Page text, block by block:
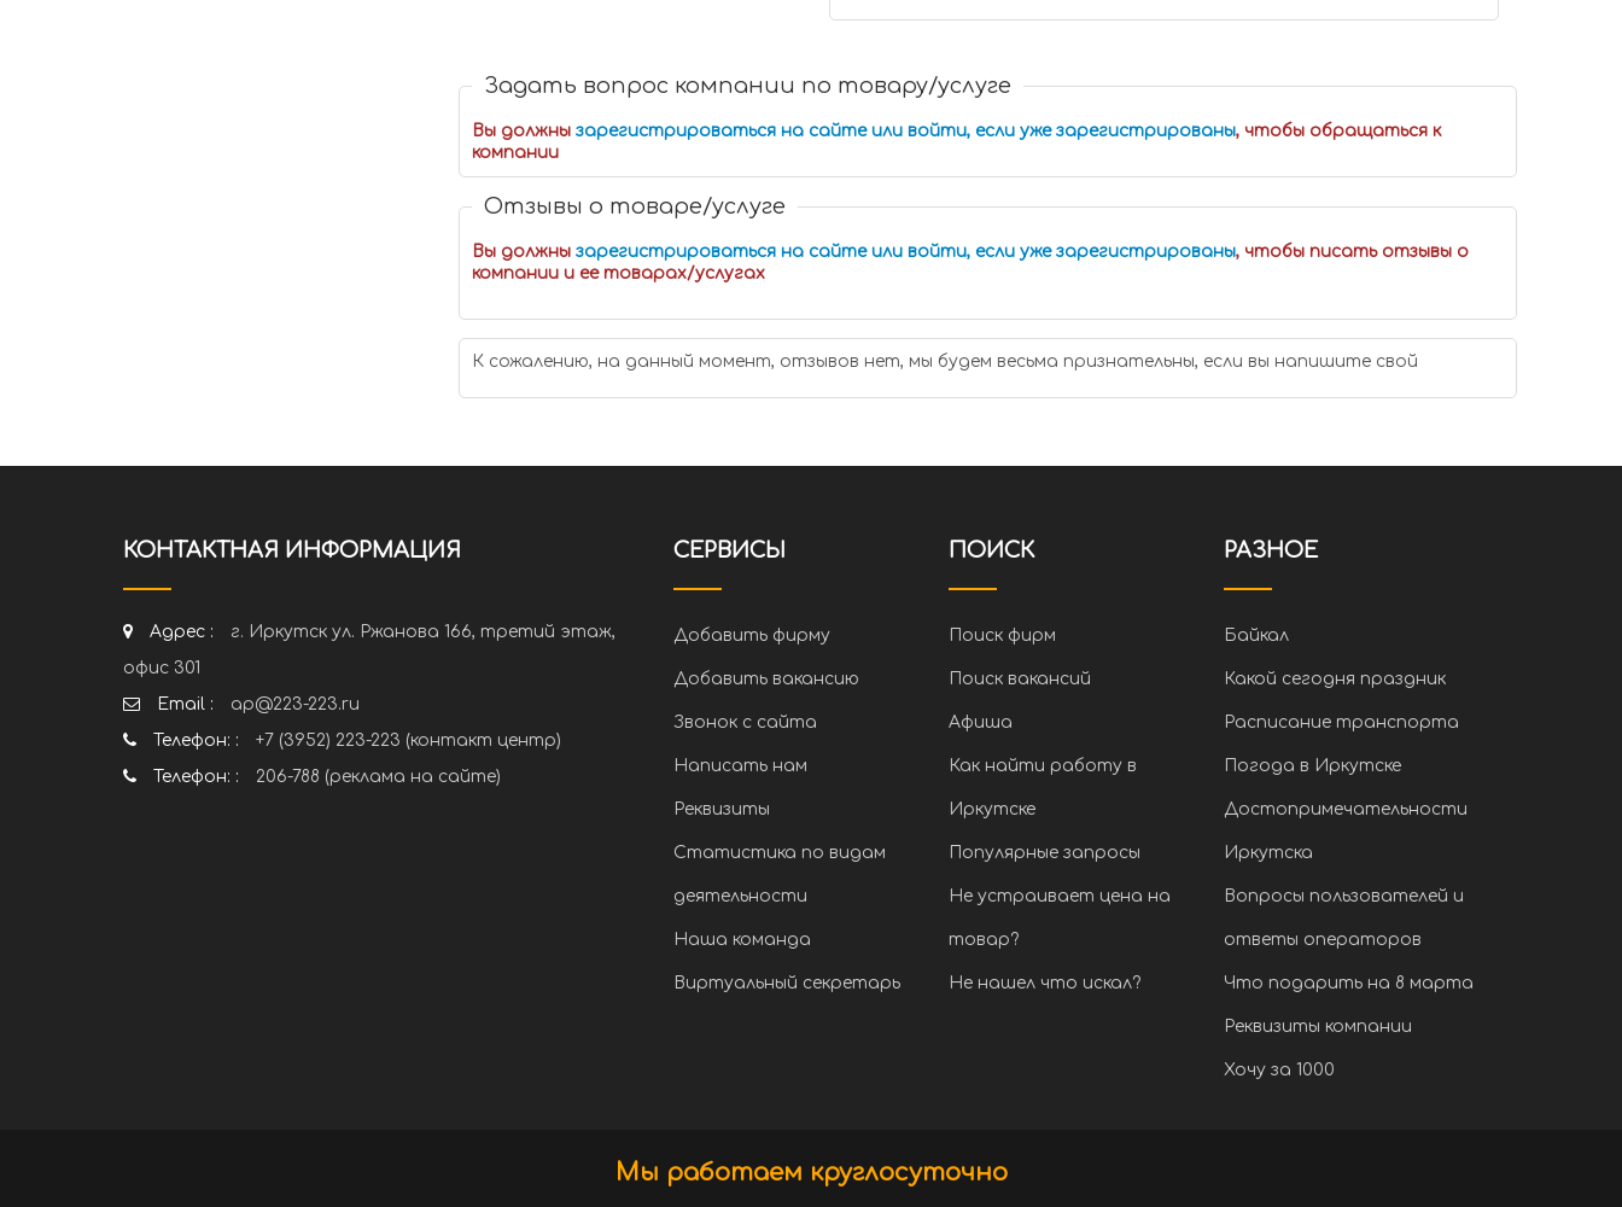
Задать вопрос компании по товару/услуге
Вы должны зарегистрироваться на сайте или войти, если уже зарегистрированы, чтобы обращаться к
компании
Отзывы о товаре/услуге
Вы должны зарегистрироваться на сайте или войти, если уже зарегистрированы, чтобы писать отзывы о
компании и ее товарах/услугах
К сожалению, на данный момент, отзывов нет, мы будем весьма признательны, если вы напишите свой
КОНТАКТНАЯ ИНФОРМАЦИЯ
Адрес :
г. Иркутск ул. Ржанова 166, третий этаж,
офис 301
Email :
ap@223-223.ru
Телефон: :
+7 (3952) 223-223 (контакт центр)
Телефон: :
206-788 (реклама на сайте)
СЕРВИСЫ
Добавить фирму
Добавить вакансию
Звонок с сайта
Написать нам
Реквизиты
Статистика по видам
деятельности
Наша команда
Виртуальный секретарь
ПОИСК
Поиск фирм
Поиск вакансий
Афиша
Как найти работу в
Иркутске
Популярные запросы
Не устраивает цена на
товар?
Не нашел что искал?
РАЗНОЕ
Байкал
Какой сегодня праздник
Расписание транспорта
Погода в Иркутске
Достопримечательности
Иркутска
Вопросы пользователей и
ответы операторов
Что подарить на 8 марта
Реквизиты компании
Хочу за 1000
Мы работаем круглосуточно